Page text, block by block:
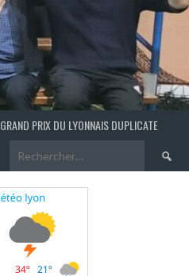
GRAND PRIX DU LYONNAIS DUPLICATE